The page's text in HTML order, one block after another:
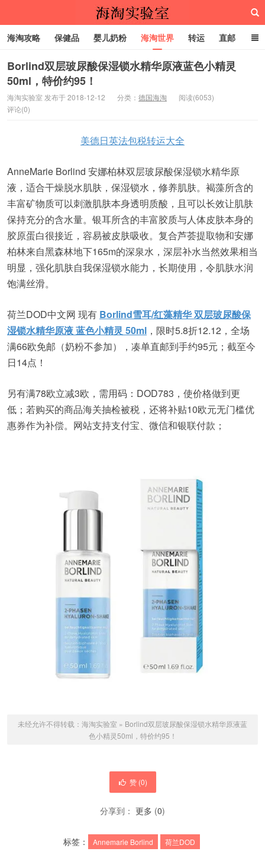
海淘实验室
海淘攻略 保健品 婴儿奶粉 海淘世界 转运 直邮
代购服务
Borlind双层玻尿酸保湿锁水精华原液蓝色小精灵
50ml，特价约95！
海淘实验室 发布于 2018-12-12 分类： 德国海淘
阅读(6053)
评论(0)
美德日英法包税转运大全
AnneMarie Borlind 安娜柏林双层玻尿酸保湿锁水精华原
液，适合干燥脱水肌肤，保湿锁水，修养肌肤。褐藻所含的
丰富矿物质可以刺激肌肤本身透明质酸，且可以长效让肌肤
保持充分的含水量。银耳所含的丰富胶质与人体皮肤本身的
胶原蛋白很接近，容易被皮肤吸收。复合芦荟提取物和安娜
柏林来自黑森林地下165m的深泉水，深层补水当然效果相当
明显，强化肌肤自我保湿锁水能力，长期使用，令肌肤水润
饱满丝滑。
荷兰DOD中文网 现有 Borlind雪耳/红藻精华 双层玻尿酸保
湿锁水精华原液 蓝色小精灵 50ml ，限时5.8折12.12，全场
满66欧免邮（奶粉不参加），凑单直邮到手约95元；截至今
日14点！
另有满78欧立减3欧，需用码：DOD783，使价格做到更
低；若购买的商品海关抽检被税，还将补贴10欧元无门槛优
惠券作为补偿。网站支持支付宝、微信和银联付款；
未经允许不得转载： 海淘实验室 » Borlind双层玻尿酸保湿锁水精华原液蓝
色小精灵50ml，特价约95！
赞 (0)
分享到： 更多 (0)
标签： Annemarie Borlind 荷兰DOD